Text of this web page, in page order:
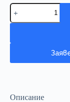
Лидерство
учене
грешки
Описание